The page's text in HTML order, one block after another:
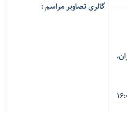
گالری تصاویر مراسم :